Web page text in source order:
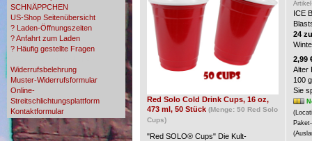
SCHNÄPPCHEN
US-Shop Seitenübersicht
? Laden-Öffnungszeiten
? Anfahrt zum Laden
? Häufig gestellte Fragen
Widerrufsbelehrung
Muster-Widerrufsformular
Online-
Streitschlichtungsplattform
Kontaktformular
Red Solo Cold Drink Cups, 16 oz,
473 ml, 50 Stück (Menge: 50 Red Solo
Cups)
"Red SOLO® Cups" Die Kult-
ICE
24
2,99
Alter
100
Sie